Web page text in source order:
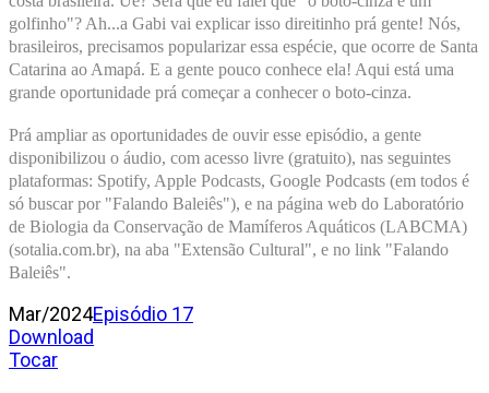
golfinho"? Ah...a Gabi vai explicar isso direitinho prá gente! Nós,
brasileiros, precisamos popularizar essa espécie, que ocorre de Santa
Catarina ao Amapá. E a gente pouco conhece ela! Aqui está uma
grande oportunidade prá começar a conhecer o boto-cinza.
Prá ampliar as oportunidades de ouvir esse episódio, a gente
disponibilizou o áudio, com acesso livre (gratuito), nas seguintes
plataformas: Spotify, Apple Podcasts, Google Podcasts (em todos é
só buscar por "Falando Baleiês"), e na página web do Laboratório
de Biologia da Conservação de Mamíferos Aquáticos (LABCMA)
(sotalia.com.br), na aba "Extensão Cultural", e no link "Falando
Baleiês".
Mar/2024Episódio 17
Download
Tocar